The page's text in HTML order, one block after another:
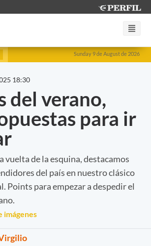
Sunday 9 de August de 2026
18:30
del verano,
para ir
vuelta de la esquina, destacamos
del país en nuestro clásico
Points para empezar a despedir el
imágenes